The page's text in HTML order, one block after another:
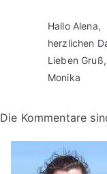
Hallo Alena,
herzlichen
Lieben Gruß,
Monika
Die Kommentare